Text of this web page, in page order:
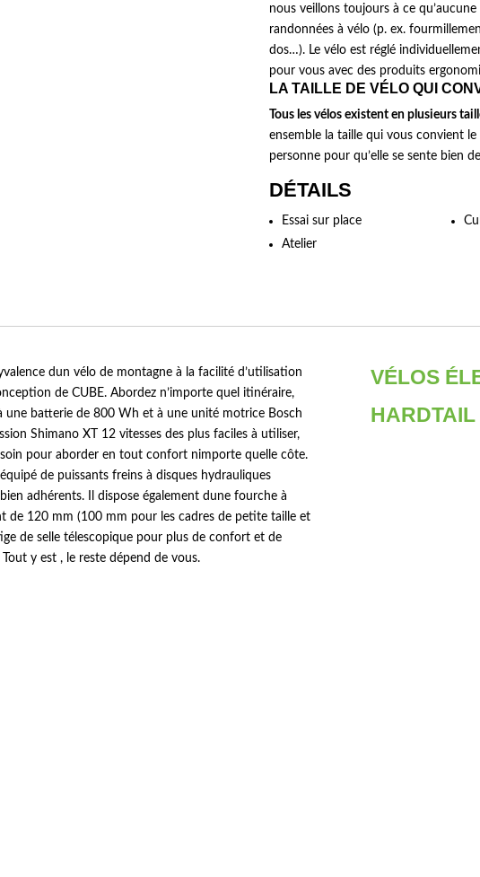
nous veillons toujours à ce
randonnées à vélo (p. ex.
dos…). Le vélo est réglé
pour vous avec des produits
LA TAILLE DE VÉLO QUI
Tous les vélos existent en plusieurs
ensemble la taille qui vous convient
personne pour qu’elle se sente bien
DÉTAILS
Essai sur place
Atelier
dun vélo de montagne à la facilité d’utilisation
de CUBE. Abordez n’importe quel itinéraire,
une batterie de 800 Wh et à une unité motrice Bosch
Shimano XT 12 vitesses des plus faciles à utiliser,
pour aborder en tout confort nimporte quelle côte.
de puissants freins à disques hydrauliques
adhérents. Il dispose également dune fourche à
de 120 mm (100 mm pour les cadres de petite taille et
de selle télescopique pour plus de confort et de
y est , le reste dépend de vous.
VÉLOS
HARDTAIL